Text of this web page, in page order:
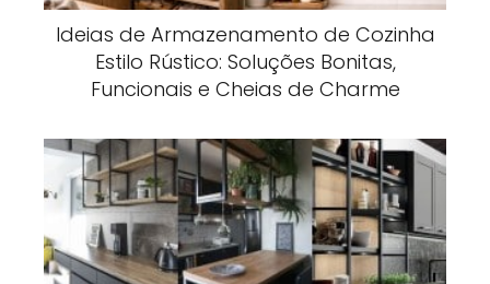
Ideias de Armazenamento de Cozinha
Estilo Rústico: Soluções Bonitas,
Funcionais e Cheias de Charme